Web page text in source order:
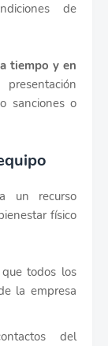
de
a tiempo y en
sanciones o
un recurso
físico
todos los
la empresa
del